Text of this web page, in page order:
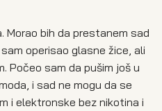
Morao bih da prestanem sad
operisao glasne žice, ali
Počeo sam da pušim još u
i sad ne mogu da se
i elektronske bez nikotina i